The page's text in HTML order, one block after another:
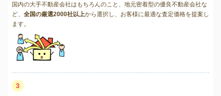
国内の大手不動産会社はもちろんのこと、地元密着型の優良不動産会社な
ど、 全国の厳選2000社以上から選択し、お客様に最適な査定価格を提案し
ます。
3